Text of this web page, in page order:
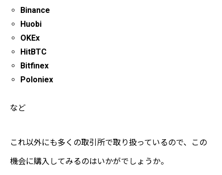
Binance
Huobi
OKEx
HitBTC
Bitfinex
Poloniex
など
これ以外にも多くの取引所で取り扱っているので、この
機会に購入してみるのはいかがでしょうか。